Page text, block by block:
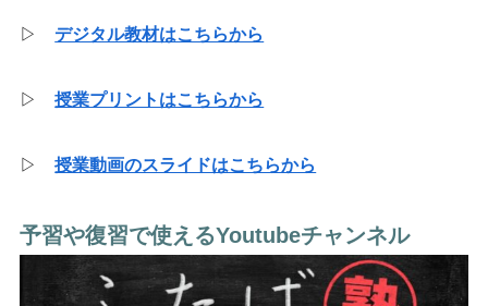
▷ デジタル教材はこちらから
▷授業プリントはこちらから
▷授業動画のスライドはこちらから
予習や復習で使えるYoutubeチャンネル